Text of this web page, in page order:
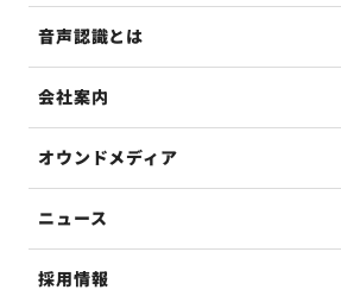
音声認識とは
会社案内
オウンドメディア
ニュース
採用情報